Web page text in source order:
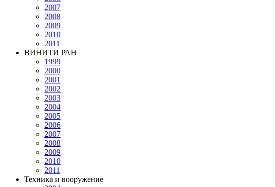
2007
2008
2009
2010
2011
ВИНИТИ РАН
1999
2000
2001
2002
2003
2004
2005
2006
2007
2008
2009
2010
2011
Техника и вооружение